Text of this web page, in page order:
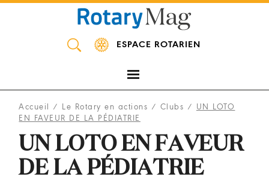
ESPACE ROTARIEN
Accueil / Le Rotary en actions / Clubs / UN LOTO
EN FAVEUR DE LA PÉDIATRIE
UN LOTO EN FAVEUR
DE LA PÉDIATRIE
Panneau de gestion des cookies